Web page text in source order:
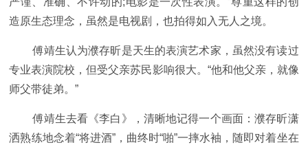
造原生态理念，虽然是电视剧，也拍得如入无人之境。
傅靖生认为濮存昕是天生的表演艺术家，虽然没有读过
专业表演院校，但受父亲苏民影响很大。“他和他父亲，就像
师父带徒弟。”
傅靖生去看《李白》，清晰地记得一个画面：濮存昕潇
洒熟练地念着“将进酒”，曲终时“啪”一摔水袖，随即对着坐在